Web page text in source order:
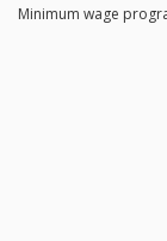
Minimum wage